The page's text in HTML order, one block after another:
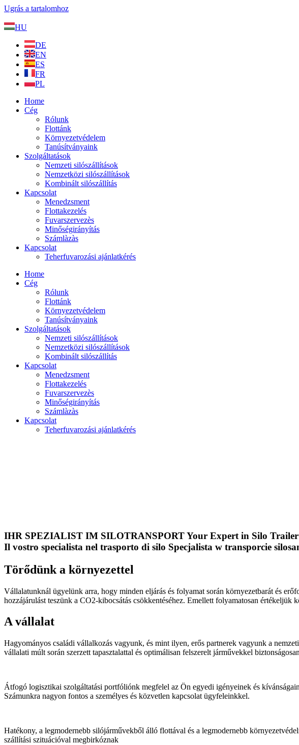
Ugrás a tartalomhoz
HU
DE
EN
ES
FR
PL
Home
Cég
Rólunk
Flottánk
Környezetvédelem
Tanúsítványaink
Szolgáltatások
Nemzeti silószállítások
Nemzetközi silószállítások
Kombinált silószállítás
Kapcsolat
Menedzsment
Flottakezelés
Fuvarszervezès
Minőségirányítás
Számlàzàs
Kapcsolat
Teherfuvarozási ajánlatkérés
Home
Cég
Rólunk
Flottánk
Környezetvédelem
Tanúsítványaink
Szolgáltatások
Nemzeti silószállítások
Nemzetközi silószállítások
Kombinált silószállítás
Kapcsolat
Menedzsment
Flottakezelés
Fuvarszervezès
Minőségirányítás
Számlàzàs
Kapcsolat
Teherfuvarozási ajánlatkérés
IHR SPEZIALIST IM SILOTRANSPORTYour Expert in Silo
Il vostro specialista nel trasporto di silo Specjalista w transporcie
Törődünk a környezettel
Vállalatunknál ügyelünk arra, hogy minden eljárás és folyamat során környezetbarát és
hozzájárulást teszünk a CO2-kibocsátás csökkentéséhez. Emellett folyamatosan
A vállalat
Hagyományos családi vállalkozás vagyunk, és mint ilyen, erős partnerek vagyunk a
vállalati múlt során szerzett tapasztalattal és optimálisan felszerelt járművekkel
Átfogó logisztikai szolgáltatási portfóliónk megfelel az Ön egyedi igényeinek és
Számunkra nagyon fontos a személyes és közvetlen kapcsolat ügyfeleinkkel.
Hatékony, a legmodernebb silójárművekből álló flottával és a legmodernebb
szállítási szituációval megbirkóznak